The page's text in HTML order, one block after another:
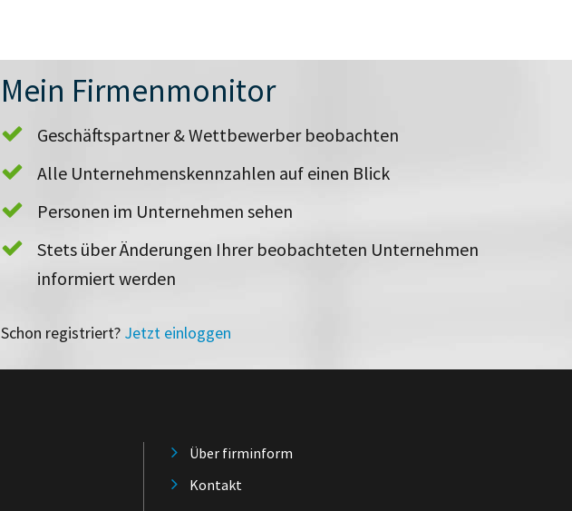
Mein Firmenmonitor
Geschäftspartner & Wettbewerber beobachten
Alle Unternehmenskennzahlen auf einen Blick
Personen im Unternehmen sehen
Stets über Änderungen Ihrer beobachteten Unternehmen
informiert werden
Schon registriert? Jetzt einloggen
Über firminform
Kontakt